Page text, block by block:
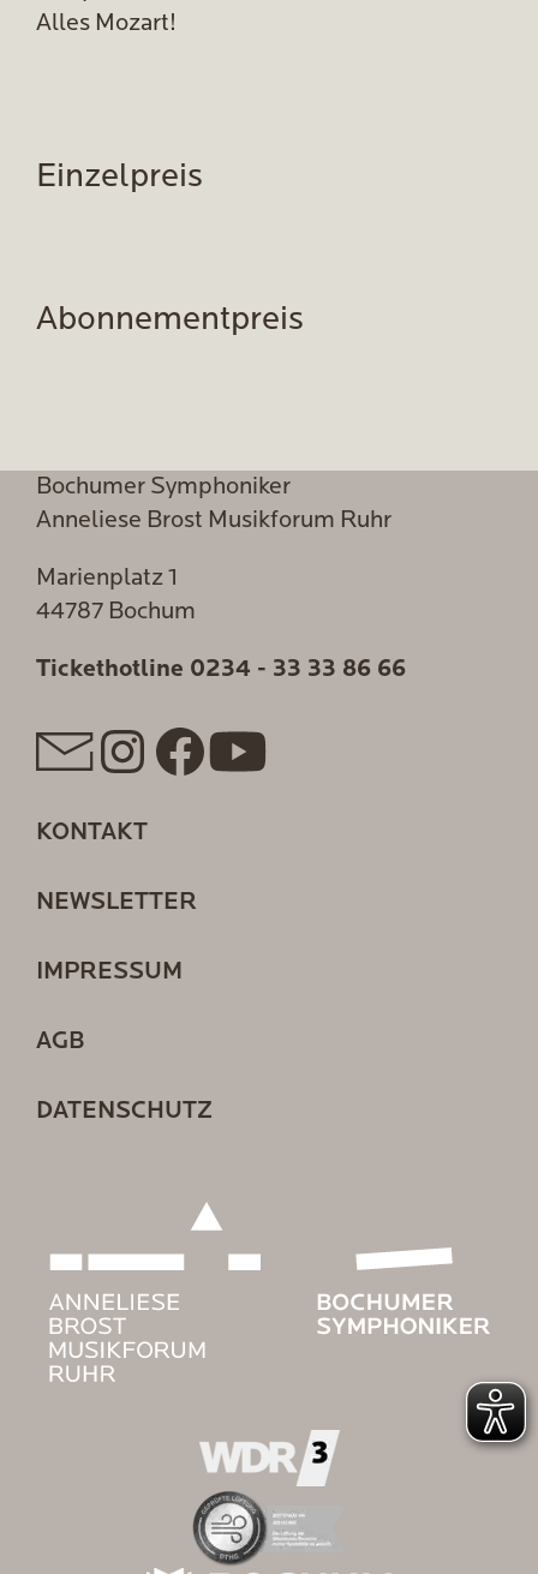
Alles Mozart!
Einzelpreis
Abonnementpreis
Bochumer Symphoniker
Anneliese Brost Musikforum Ruhr
Marienplatz 1
44787 Bochum
Tickethotline 0234 - 33 33 86 66
KONTAKT
NEWSLETTER
IMPRESSUM
AGB
DATENSCHUTZ